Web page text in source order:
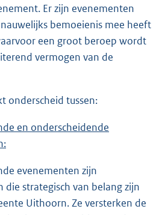
Er zijn evenementen
bemoeienis mee heeft
een groot beroep wordt
vermogen van de
onderscheid tussen:
en onderscheidende
evenementen zijn
die strategisch van belang zijn
Uithoorn. Ze versterken de